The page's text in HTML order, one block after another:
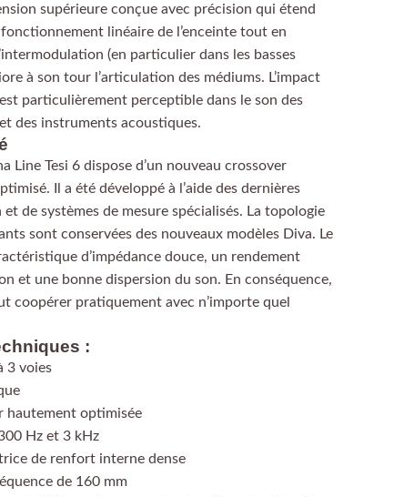
supérieure conçue avec précision qui étend
linéaire de l’enceinte tout en
(en particulier dans les basses
à son tour l’articulation des médiums. L’impact
particulièrement perceptible dans le son des
des instruments acoustiques.
Line Tesi 6 dispose d’un nouveau crossover
Il a été développé à l’aide des dernières
de systèmes de mesure spécialisés. La topologie
sont conservées des nouveaux modèles Diva. Le
d’impédance douce, un rendement
et une bonne dispersion du son. En conséquence,
coopérer pratiquement avec n’importe quel
:
3 voies
hautement optimisée
Hz et 3 kHz
de renfort interne dense
de 160 mm